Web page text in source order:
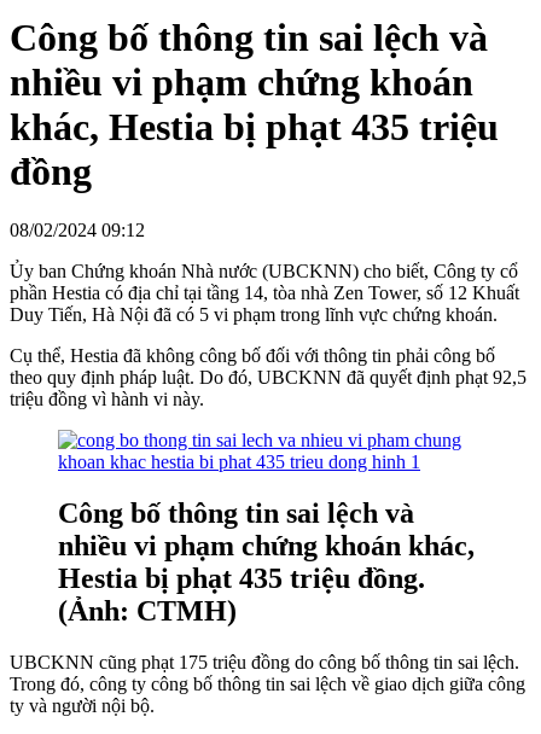
Công bố thông tin sai lệch và
nhiều vi phạm chứng khoán
khác, Hestia bị phạt 435 triệu
đồng
08/02/2024 09:12
Ủy ban Chứng khoán Nhà nước (UBCKNN) cho biết, Công ty cổ
phần Hestia có địa chỉ tại tầng 14, tòa nhà Zen Tower, số 12 Khuất
Duy Tiến, Hà Nội đã có 5 vi phạm trong lĩnh vực chứng khoán.
Cụ thể, Hestia đã không công bố đối với thông tin phải công bố
theo quy định pháp luật. Do đó, UBCKNN đã quyết định phạt 92,5
triệu đồng vì hành vi này.
Công bố thông tin sai lệch và
nhiều vi phạm chứng khoán khác,
Hestia bị phạt 435 triệu đồng.
(Ảnh: CTMH)
UBCKNN cũng phạt 175 triệu đồng do công bố thông tin sai lệch.
Trong đó, công ty công bố thông tin sai lệch về giao dịch giữa công
ty và người nội bộ.